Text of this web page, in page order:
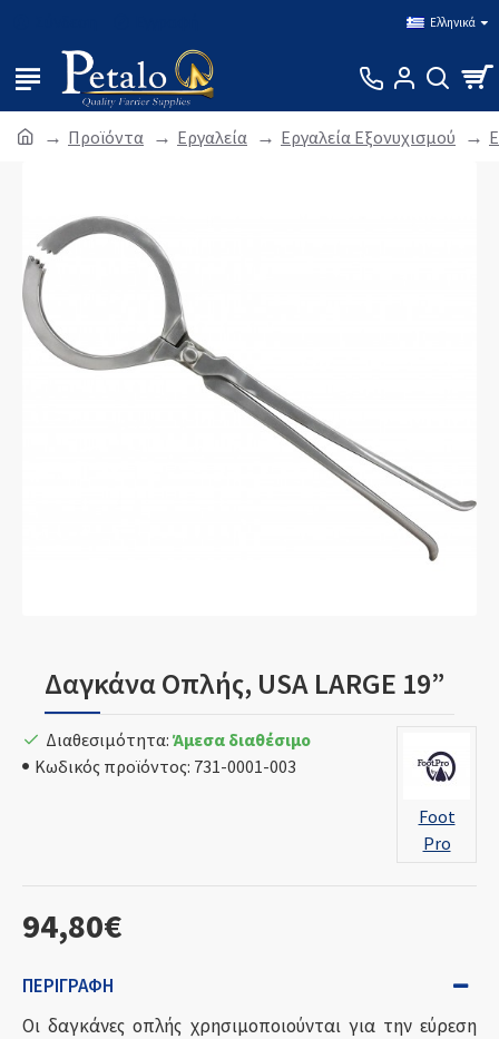
Ελληνικά
Προϊόντα Εργαλεία Εργαλεία Εξονυχισμού
Δαγκάνα Οπλής, USA LARGE 19”
94,80€
Διαθεσιμότητα: Άμεσα διαθέσιμο
Κωδικός προϊόντος: 731-0001-003
Foot
Pro
ΠΕΡΙΓΡΑΦΉ
Οι δαγκάνες οπλής χρησιμοποιούνται για την εύρεση